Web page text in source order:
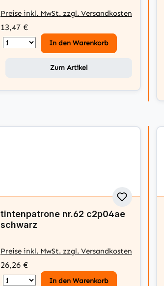
Preise inkl. MwSt. zzgl. Versandkosten
13,47 €
In den Warenkorb
Zum Artikel
tintenpatrone nr.62 c2p04ae
schwarz
Preise inkl. MwSt. zzgl. Versandkosten
26,26 €
In den Warenkorb